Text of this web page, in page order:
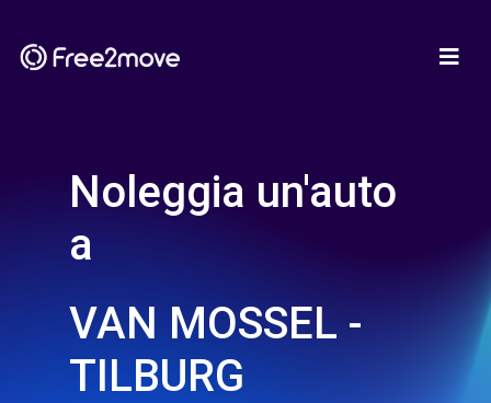
Noleggia un'auto
a
VAN MOSSEL -
TILBURG